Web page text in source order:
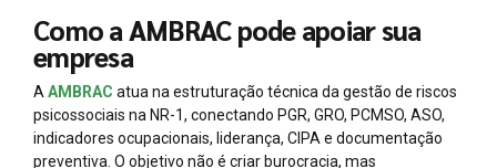
Como a AMBRAC pode apoiar sua
empresa
A AMBRAC atua na estruturação técnica da gestão de riscos
psicossociais na NR-1, conectando PGR, GRO, PCMSO, ASO,
indicadores ocupacionais, liderança, CIPA e documentação
preventiva. O objetivo não é criar burocracia, mas